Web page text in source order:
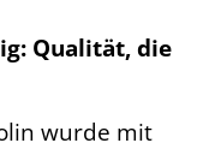
Qualität, die
wurde mit